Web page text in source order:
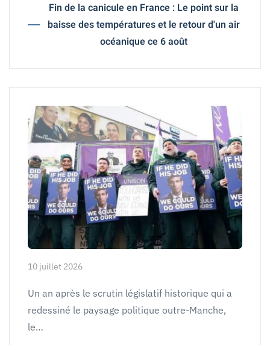
Fin de la canicule en France : Le point sur la
baisse des températures et le retour d'un air
océanique ce 6 août
10 juillet 2026
Un an après le scrutin législatif historique qui a
redessiné le paysage politique outre-Manche,
le…